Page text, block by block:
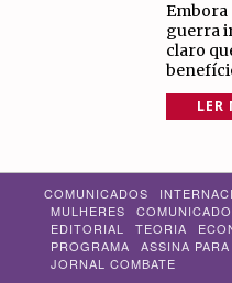
Embora
guerra
claro
LER
COMUNICADOS
MULHERES
EDITORIAL
TEORIA
PROGRAMA
ASSINA
JORNAL COMBATE